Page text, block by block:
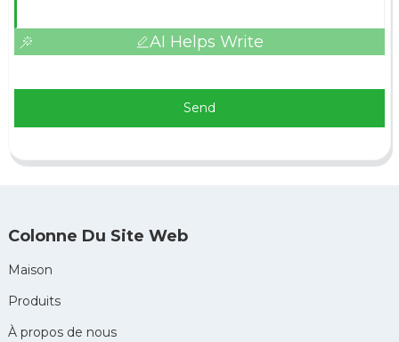
AI Helps Write
Send
Colonne Du Site Web
Maison
Produits
À propos de nous